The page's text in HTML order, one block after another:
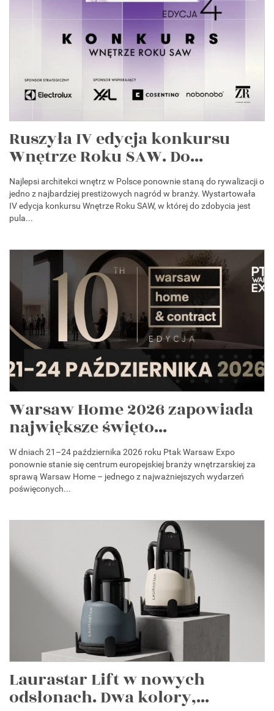
Ruszyła IV edycja konkursu
Wnętrze Roku SAW. Do...
Najlepsi architekci wnętrz w Polsce ponownie staną do rywalizacji o
jedno z najbardziej prestiżowych nagród w branży. Wystartowała
IV edycja konkursu Wnętrze Roku SAW, w której do zdobycia jest
pula...
Warsaw Home 2026 zapowiada
największe święto...
W dniach 21–24 października 2026 roku Ptak Warsaw Expo
ponownie stanie się centrum europejskiej branży wnętrzarskiej za
sprawą Warsaw Home – jednego z najważniejszych wydarzeń
poświęconych...
Laurastar Lift w nowych
odsłonach. Dwa kolory,...